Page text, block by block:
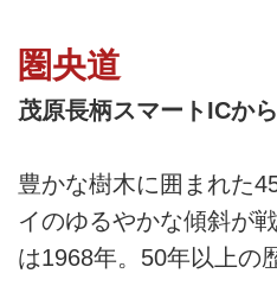
圏央道
茂原長柄スマートICか
豊かな樹木に囲まれた
イのゆるやかな傾斜が
は1968年。50年以上の